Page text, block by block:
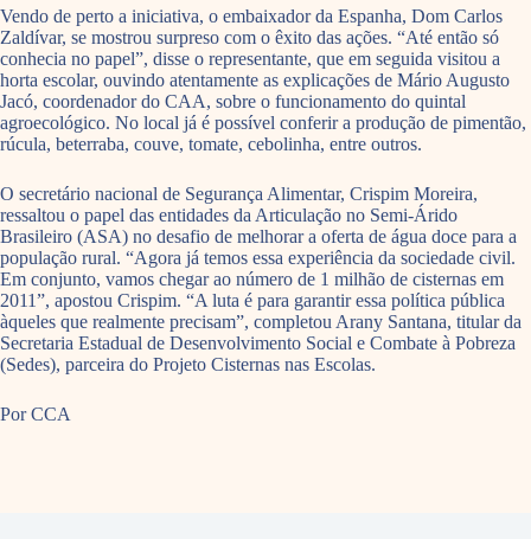
Vendo de perto a iniciativa, o embaixador da Espanha, Dom Carlos
Zaldívar, se mostrou surpreso com o êxito das ações. “Até então só
conhecia no papel”, disse o representante, que em seguida visitou a
horta escolar, ouvindo atentamente as explicações de Mário Augusto
Jacó, coordenador do CAA, sobre o funcionamento do quintal
agroecológico. No local já é possível conferir a produção de pimentão,
rúcula, beterraba, couve, tomate, cebolinha, entre outros.
O secretário nacional de Segurança Alimentar, Crispim Moreira,
ressaltou o papel das entidades da Articulação no Semi-Árido
Brasileiro (ASA) no desafio de melhorar a oferta de água doce para a
população rural. “Agora já temos essa experiência da sociedade civil.
Em conjunto, vamos chegar ao número de 1 milhão de cisternas em
2011”, apostou Crispim. “A luta é para garantir essa política pública
àqueles que realmente precisam”, completou Arany Santana, titular da
Secretaria Estadual de Desenvolvimento Social e Combate à Pobreza
(Sedes), parceira do Projeto Cisternas nas Escolas.
Por CCA